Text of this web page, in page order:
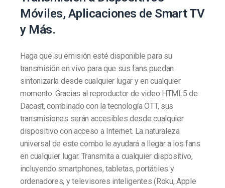
Móviles, Aplicaciones de Smart TV
y Más.
Haga que su emisión esté disponible para su
transmisión en vivo para que sus fans puedan
sintonizarla desde cualquier lugar y en cualquier
momento. Gracias al reproductor de video HTML5 de
Dacast, combinado con la tecnología OTT, sus
transmisiones serán accesibles desde cualquier
dispositivo con acceso a Internet. La naturaleza
universal de este combo le ayudará a llegar a los fans
en cualquier lugar. Transmita a cualquier dispositivo,
incluyendo smartphones, tabletas, portátiles y
ordenadores, y televisores inteligentes (Roku, Apple